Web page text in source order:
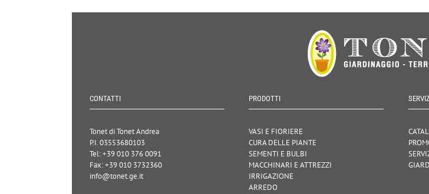
CONTATTI
Tonet di Tonet Andrea
P.I. 03553680103
Tel: +39 010 376 0091
Fax: +39 010 3732360
info@tonet.ge.it
PRODOTTI
VASI E FIORIERE
CURA DELLE PIANTE
SEMENTI E BULBI
MACCHINARI E ATTREZZI
IRRIGAZIONE
ARREDO